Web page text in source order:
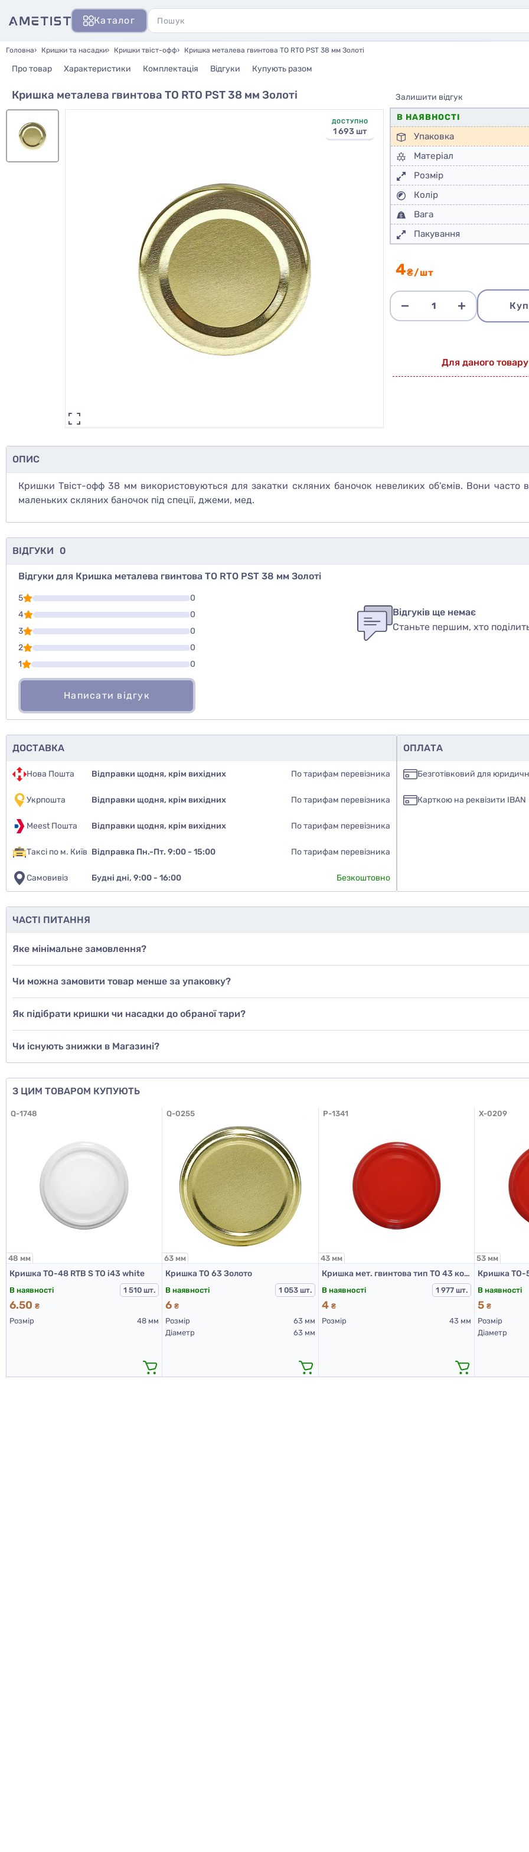
Каталог
Головна Кришки та насадки Кришки твіст-офф Кришка металева гвинтова ТО RTO PST 38 мм Золоті
Про товар Характеристики Комплектація Відгуки Купують разом
Кришка металева гвинтова ТО RTO PST 38 мм Золоті
ДОСТУПНО
1 693 шт
4₴/шт
Залишити відгук
В НАЯВНОСТІ
Упаковка
Матеріал
Розмір
Колір
Вага
Пакування
Для даного
ОПИС
Кришки Твіст-офф 38 мм використовуються для закатки скляних баночок невеликих об'ємів. Вони часто
маленьких скляних баночок під спеції, джеми, мед.
ВІДГУКИ 0
Відгуки для Кришка металева гвинтова ТО RTO PST 38 мм Золоті
5
0
4
0
3
0
2
0
1
0
Написати відгук
Чи рекомендуєте ви цей товар
так
Відгуків ще немає
Станьте першим, хто
ДОСТАВКА
Нова Пошта Відправки щодня, крім вихідних По тарифам перевізника
Укрпошта Відправки щодня, крім вихідних По тарифам перевізника
Meest Пошта Відправки щодня, крім вихідних По тарифам перевізника
Таксі по м. Київ Відправка Пн.-Пт. 9:00 - 15:00 По тарифам перевізника
Самовивіз Будні дні, 9:00 - 16:00 Безкоштовно
ОПЛАТА
Безготівковий для
Карткою на реквізити IBAN
ЧАСТІ ПИТАННЯ
Яке мінімальне замовлення?
Чи можна замовити товар менше за упаковку?
Як підібрати кришки чи насадки до обраної тари?
Чи існують знижки в Магазині?
З ЦИМ ТОВАРОМ КУПУЮТЬ
Q-1748
48 мм
Кришка ТО-48 RTB S ТО i43 white
В наявності 1 510 шт.
6.50 ₴
Розмір 48 мм
Q-0255
63 мм
Кришка ТО 63 Золото
В наявності 1 053 шт.
6₴
Розмір
63 мм
Діаметр
63 мм
P-1341
43 мм
Кришка мет. гвинтова тип ТО 43 колір Червоний RTO PST
В наявності 1 977 шт.
4 ₴
Розмір 43 мм
X-0209
53 мм
Кришка ТО-
В наявності
5₴
Розмір
Діаметр